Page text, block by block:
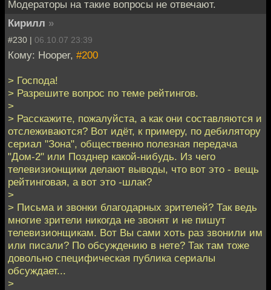
Модераторы на такие вопросы не отвечают.
Кирилл »
#230 | 06.10.07 23:39
Кому: Hooper, #200
> Господа!
> Разрешите вопрос по теме рейтингов.
>
> Расскажите, пожалуйста, а как они составляются и
отслеживаются? Вот идёт, к примеру, по дебилятору
сериал "Зона", общественно полезная передача
"Дом-2" или Позднер какой-нибудь. Из чего
телевизионщики делают выводы, что вот это - вещь
рейтинговая, а вот это -шлак?
>
> Письма и звонки благодарных зрителей? Так ведь
многие зрители никогда не звонят и не пишут
телевизионщикам. Вот Вы сами хоть раз звонили им
или писали? По обсуждению в нете? Так там тоже
довольно специфическая публика сериалы
обсуждает...
>